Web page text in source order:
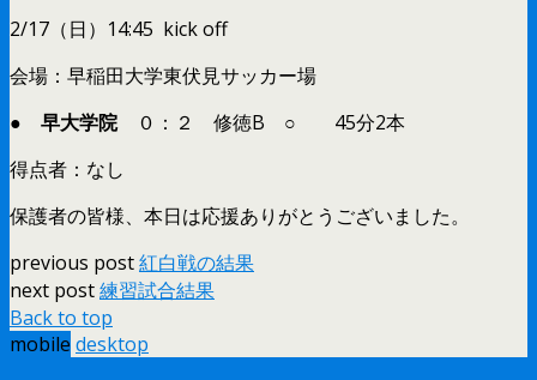
2/17（日）14:45 kick off
会場：早稲田大学東伏見サッカー場
● 早大学院０：２ 修徳B ○ 45分2本
得点者：なし
保護者の皆様、本日は応援ありがとうございました。
previous post紅白戦の結果
next post練習試合結果
Back to top
mobile desktop